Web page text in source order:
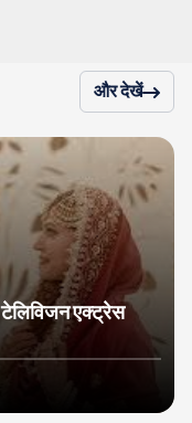
और देखें
एक्ट्रेस